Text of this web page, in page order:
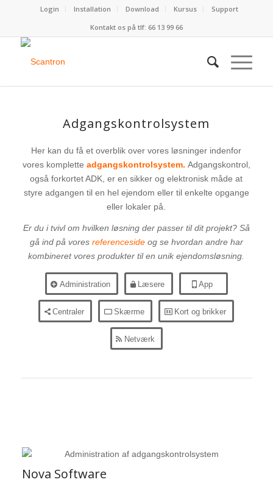
Login Installation Download Kursus
Support
Kontakt os på tlf: 66 13 99 66
Adgangskontrolsystem
Her kan du få et overblik over vores løsninger indenfor
vores komplette adgangskontrolsystem. Adgangskontrol,
også forkortet ADK, er en sikker og elektronisk måde at
styre adgangen til en hel ejendom eller til enkelte opgange
eller lokaler på.
Er du i tvivl om hvilken løsning der passer til dit projekt? Så
gå ind på vores referencesideog se hvordan andre har
kombineret vores produkter til en unik ejendomsløsning.
Administration Læsere App
Centraler Skærme Kort og brikker
Netværk
Nova Software